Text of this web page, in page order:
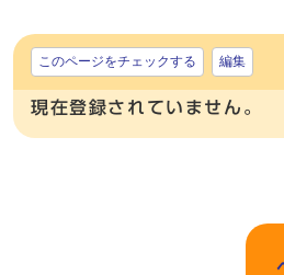
このページをチェックする 編集
現在登録されていません。